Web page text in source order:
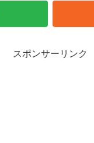
スポンサーリンク